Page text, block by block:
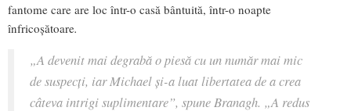
fantome care are loc într-o casă bântuită, într-o noapte
înfricoșătoare.
„A devenit mai degrabă o piesă cu un număr mai mic
de suspecți, iar Michael și-a luat libertatea de a crea
câteva intrigi suplimentare”, spune Branagh. „A redus